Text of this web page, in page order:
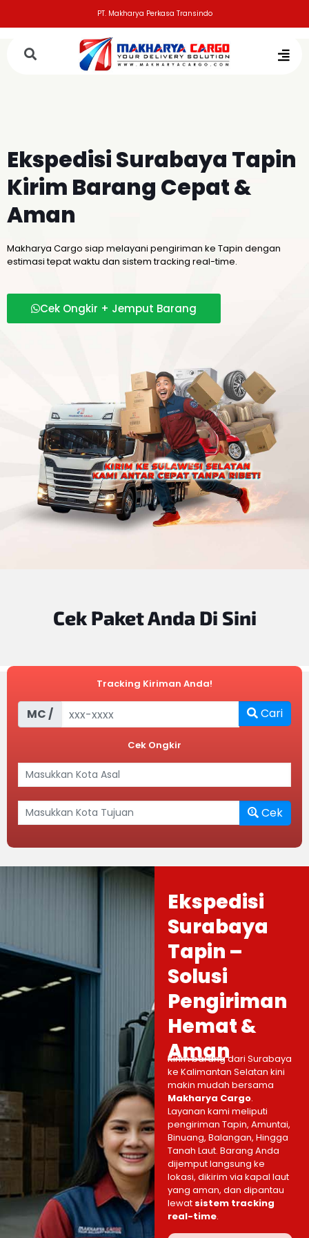
PT. Makharya Perkasa Transindo
Ekspedisi Surabaya Tapin
Kirim Barang Cepat &
Aman
Makharya Cargo siap melayani pengiriman ke Tapin dengan
estimasi tepat waktu dan sistem tracking real-time.
Cek Ongkir + Jemput Barang
Cek Paket Anda Di Sini
Tracking Kiriman Anda!
MC / Cari
Cek Ongkir
Cek
Ekspedisi
Surabaya
Tapin –
Solusi
Pengiriman
Hemat &
Aman
Kirim barang dari Surabaya
ke Kalimantan Selatan kini
makin mudah bersama
Makharya Cargo.
Layanan kami meliputi
pengiriman Tapin, Amuntai,
Binuang, Balangan, Hingga
Tanah Laut. Barang Anda
dijemput langsung ke
lokasi, dikirim via kapal laut
yang aman, dan dipantau
lewat sistem tracking
real-time.